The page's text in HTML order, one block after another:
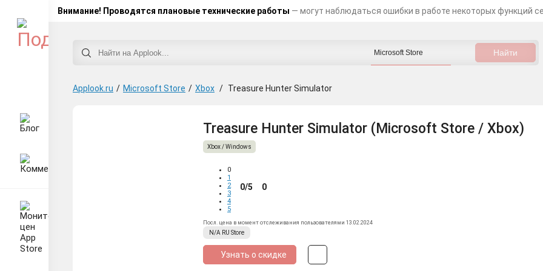
Внимание! Проводятся плановые технические работы — могут наблюдаться ошибки в работе некоторых функций
Applook.ru / Microsoft Store / Xbox / Treasure Hunter Simulator
Treasure Hunter Simulator (Microsoft Store / Xbox)
Xbox / Windows
0
1
2
3
4
5
0/5 0
Посл. цена в момент отслеживания пользователями 13.02.2024
N/A RU Store
Узнать о скидке